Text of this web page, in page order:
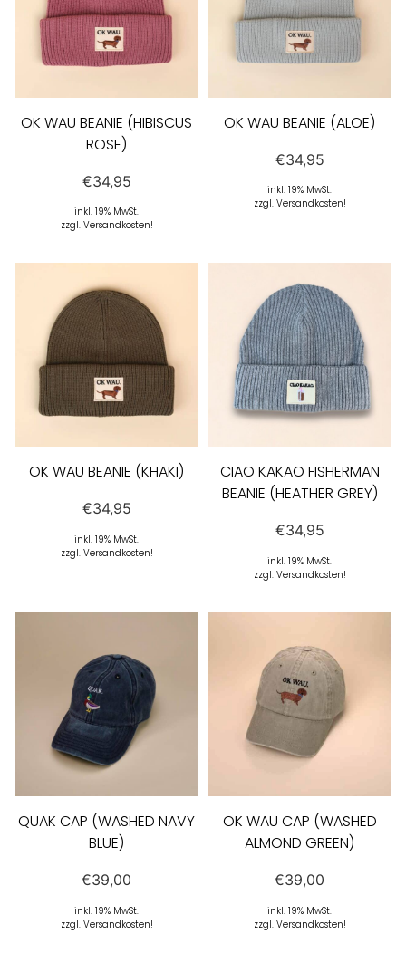
OK WAU BEANIE (HIBISCUS
ROSE)
€34,95
inkl. 19% MwSt.
zzgl. Versandkosten!
OK WAU BEANIE (ALOE)
€34,95
inkl. 19% MwSt.
zzgl. Versandkosten!
OK WAU BEANIE (KHAKI)
€34,95
inkl. 19% MwSt.
zzgl. Versandkosten!
CIAO KAKAO FISHERMAN
BEANIE (HEATHER GREY)
€34,95
inkl. 19% MwSt.
zzgl. Versandkosten!
QUAK CAP (WASHED NAVY
BLUE)
€39,00
inkl. 19% MwSt.
zzgl. Versandkosten!
OK WAU CAP (WASHED
ALMOND GREEN)
€39,00
inkl. 19% MwSt.
zzgl. Versandkosten!